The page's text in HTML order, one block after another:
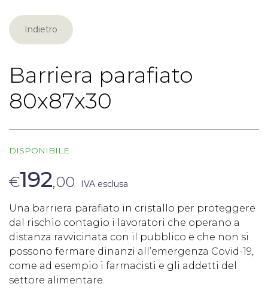
Indietro
Barriera parafiato
80x87x30
DISPONIBILE
€192,00 IVA esclusa
Una barriera parafiato in cristallo per proteggere
dal rischio contagio i lavoratori che operano a
distanza ravvicinata con il pubblico e che non si
possono fermare dinanzi all’emergenza Covid-19,
come ad esempio i farmacisti e gli addetti del
settore alimentare.